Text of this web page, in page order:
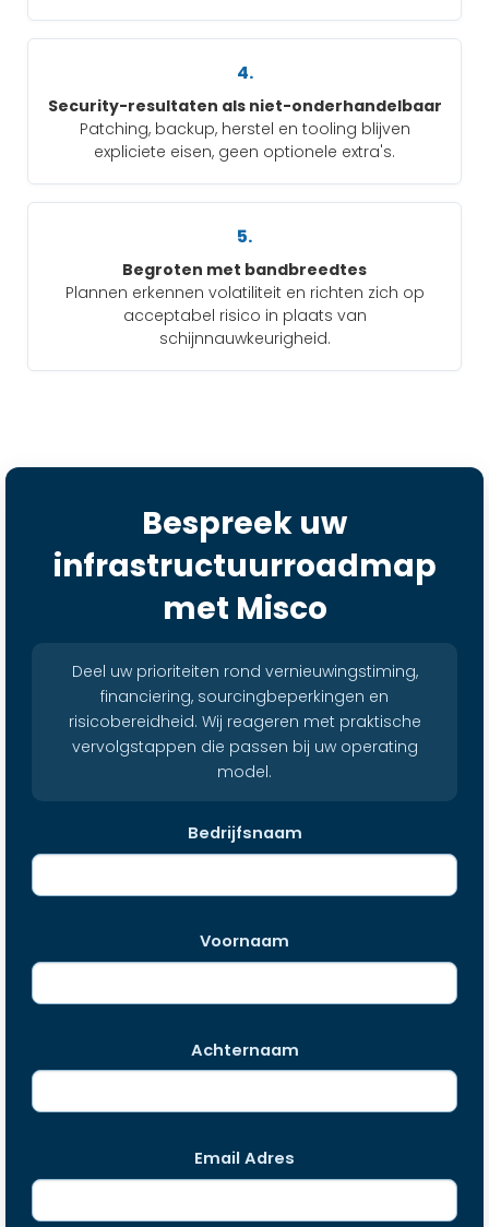
4.
Security-resultaten als niet-onderhandelbaar
Patching, backup, herstel en tooling blijven
expliciete eisen, geen optionele extra's.
5.
Begroten met bandbreedtes
Plannen erkennen volatiliteit en richten zich op
acceptabel risico in plaats van
schijnnauwkeurigheid.
Bespreek uw
infrastructuurroadmap
met Misco
Deel uw prioriteiten rond vernieuwingstiming,
financiering, sourcingbeperkingen en
risicobereidheid. Wij reageren met praktische
vervolgstappen die passen bij uw operating
model.
Bedrijfsnaam
Voornaam
Achternaam
Email Adres